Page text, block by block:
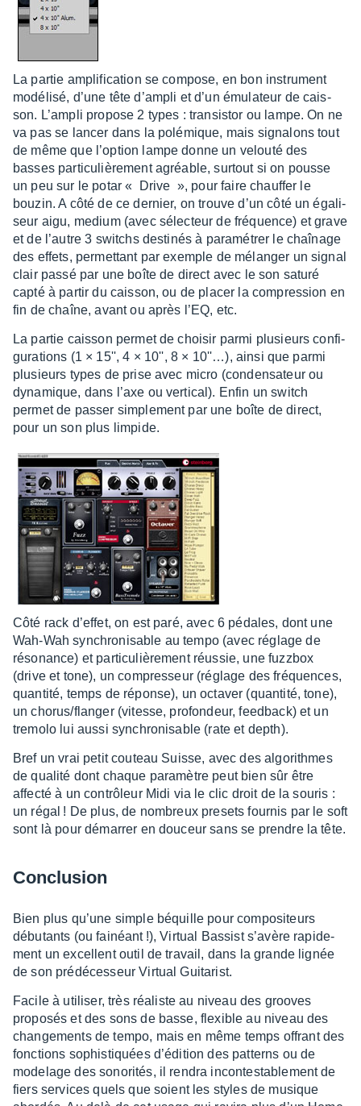
La partie ampli­fi­ca­tion se compose, en bon instru­ment
modé­lisé, d’une tête d’am­pli et d’un émula­teur de cais­
son. L’am­pli propose 2 types : tran­sis­tor ou lampe. On ne
va pas se lancer dans la polé­mique, mais signa­lons tout
de même que l’op­tion lampe donne un velouté des
basses parti­cu­liè­re­ment agréable, surtout si on pousse
un peu sur le potar « Drive », pour faire chauf­fer le
bouzin. A côté de ce dernier, on trouve d’un côté un égali­
seur aigu, medium (avec sélec­teur de fréquence) et grave
et de l’autre 3 switchs desti­nés à para­mé­trer le chaî­nage
des effets, permet­tant par exemple de mélan­ger un signal
clair passé par une boîte de direct avec le son saturé
capté à partir du cais­son, ou de placer la compres­sion en
fin de chaîne, avant ou après l’EQ, etc.
La partie cais­son permet de choi­sir parmi plusieurs confi­
gu­ra­tions (1 × 15'', 4 × 10'', 8 × 10''…), ainsi que parmi
plusieurs types de prise avec micro (conden­sa­teur ou
dyna­mique, dans l’axe ou verti­cal). Enfin un switch
permet de passer simple­ment par une boîte de direct,
pour un son plus limpide.
Côté rack d’ef­fet, on est paré, avec 6 pédales, dont une
Wah-Wah synchro­ni­sable au tempo (avec réglage de
réso­nance) et parti­cu­liè­re­ment réus­sie, une fuzz­box
(drive et tone), un compres­seur (réglage des fréquences,
quan­tité, temps de réponse), un octa­ver (quan­tité, tone),
un chorus/flan­ger (vitesse, profon­deur, feed­back) et un
tremolo lui aussi synchro­ni­sable (rate et depth).
Bref un vrai petit couteau Suisse, avec des algo­rithmes
de qualité dont chaque para­mètre peut bien sûr être
affecté à un contrô­leur Midi via le clic droit de la souris :
un régal ! De plus, de nombreux presets four­nis par le soft
sont là pour démar­rer en douceur sans se prendre la tête.
Conclu­sion
Bien plus qu’une simple béquille pour compo­si­teurs
débu­tants (ou fainéant !), Virtual Bassist s’avère rapi­de­
ment un excellent outil de travail, dans la grande lignée
de son prédé­ces­seur Virtual Guita­rist.
Facile à utili­ser, très réaliste au niveau des grooves
propo­sés et des sons de basse, flexible au niveau des
chan­ge­ments de tempo, mais en même temps offrant des
fonc­tions sophis­tiquées d’édi­tion des patterns ou de
mode­lage des sono­ri­tés, il rendra incon­tes­ta­ble­ment de
fiers services quels que soient les styles de musique